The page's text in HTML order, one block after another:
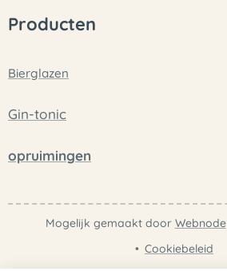
Producten
Bierglazen
Gin-tonic
opruimingen
Mogelijk gemaakt door Webnode
Cookiebeleid